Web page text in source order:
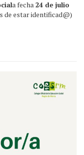
a fecha 24 de julio
de estar identificad@)